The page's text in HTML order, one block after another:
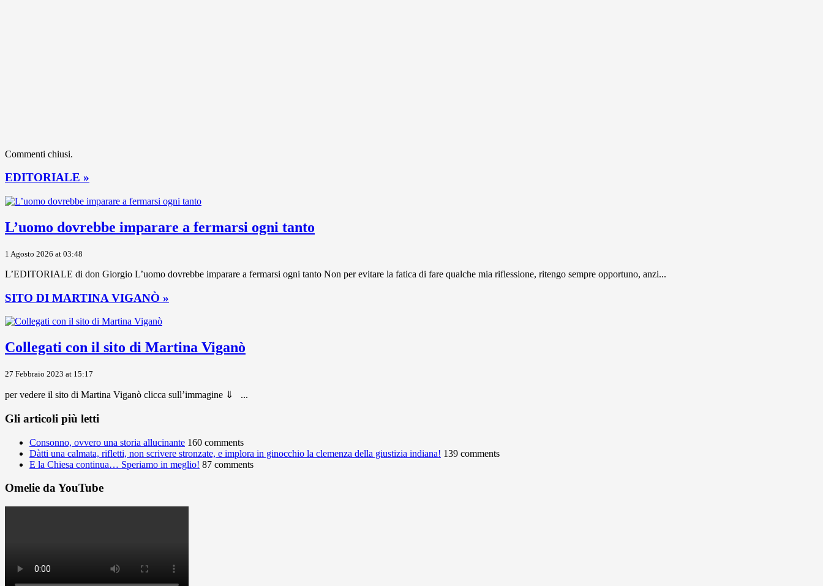
Commenti chiusi.
EDITORIALE »
L’uomo dovrebbe imparare a fermarsi ogni tanto
1 Agosto 2026 at 03:48
L’EDITORIALE di don Giorgio L’uomo dovrebbe imparare a fermarsi ogni tanto Non per evitare la fatica di fare qualche mia riflessione, ritengo sempre opportuno, anzi...
SITO DI MARTINA VIGANÒ »
Collegati con il sito di Martina Viganò
27 Febbraio 2023 at 15:17
per vedere il sito di Martina Viganò clicca sull’immagine ⇓ ...
Gli articoli più letti
Consonno, ovvero una storia allucinante 160 comments
Dàtti una calmata, rifletti, non scrivere stronzate, e implora in ginocchio la clemenza della giustizia indiana! 139 comments
E la Chiesa continua… Speriamo in meglio! 87 comments
Omelie da YouTube